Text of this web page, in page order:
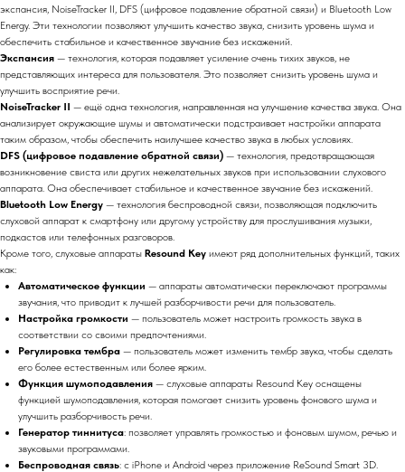
экспансия, NoiseTracker II, DFS (цифровое подавление обратной связи) и Bluetooth Low
Energy. Эти технологии позволяют улучшить качество звука, снизить уровень шума и
обеспечить стабильное и качественное звучание без искажений.
Экспансия — технология, которая подавляет усиление очень тихих звуков, не
представляющих интереса для пользователя. Это позволяет снизить уровень шума и
улучшить восприятие речи.
NoiseTracker II — ещё одна технология, направленная на улучшение качества звука. Она
анализирует окружающие шумы и автоматически подстраивает настройки аппарата
таким образом, чтобы обеспечить наилучшее качество звука в любых условиях.
DFS (цифровое подавление обратной связи) — технология, предотвращающая
возникновение свиста или других нежелательных звуков при использовании слухового
аппарата. Она обеспечивает стабильное и качественное звучание без искажений.
Bluetooth Low Energy — технология беспроводной связи, позволяющая подключить
слуховой аппарат к смартфону или другому устройству для прослушивания музыки,
подкастов или телефонных разговоров.
Кроме того, слуховые аппараты Resound Key имеют ряд дополнительных функций, таких
как:
Автоматическое функции — аппараты автоматически переключают программы
звучания, что приводит к лучшей разборчивости речи для пользователь.
Настройка громкости — пользователь может настроить громкость звука в
соответствии со своими предпочтениями.
Регулировка тембра — пользователь может изменить тембр звука, чтобы сделать
его более естественным или более ярким.
Функция шумоподавления — слуховые аппараты Resound Key оснащены
функцией шумоподавления, которая помогает снизить уровень фонового шума и
улучшить разборчивость речи.
Генератор тиннитуса: позволяет управлять громкостью и фоновым шумом, речью и
звуковыми программами.
Беспроводная связь: с iPhone и Android через приложение ReSound Smart 3D.